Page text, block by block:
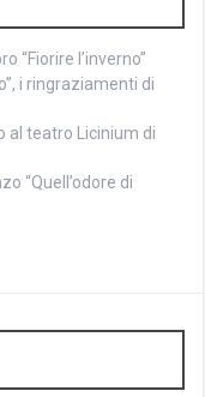
“Fiorire l’inverno”
i ringraziamenti di
al teatro Licinium di
“Quell’odore di